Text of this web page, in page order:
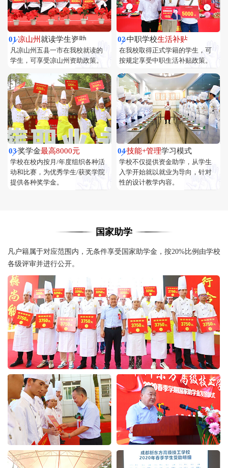
01凉山州就读学生资助
凡凉山州五县一市在我校就读的
学生，可享受凉山州资助政策。
02中职学校生活补贴
在我校取得正式学籍的学生，可
按规定享受中职生活补贴政策。
03奖学金最高8000元
学校在校内按月/年度组织各种活
动和比赛，为优秀学生/获奖学院
提供各种奖学金。
04技能+管理学习模式
学校不仅提供资金助学，从学生
入学开始就以就业为导向，针对
性的设计教学内容。
国家助学
凡户籍属于对应范围内，无条件享受国家助学金，按20%比例由学校
各级评审并进行公开。